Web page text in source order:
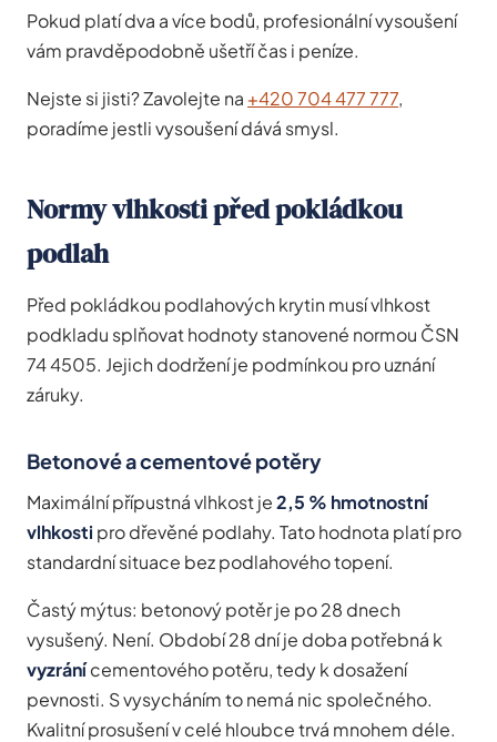
Pokud platí dva a více bodů, profesionální vysoušení
vám pravděpodobně ušetří čas i peníze.
Nejste si jisti? Zavolejte na +420 704 477 777,
poradíme jestli vysoušení dává smysl.
Normy vlhkosti před pokládkou
podlah
Před pokládkou podlahových krytin musí vlhkost
podkladu splňovat hodnoty stanovené normou ČSN
74 4505. Jejich dodržení je podmínkou pro uznání
záruky.
Betonové a cementové potěry
Maximální přípustná vlhkost je2,5 % hmotnostní
vlhkosti pro dřevěné podlahy. Tato hodnota platí pro
standardní situace bez podlahového topení.
Častý mýtus: betonový potěr je po 28 dnech
vysušený. Není. Období 28 dní je doba potřebná k
vyzránícementového potěru, tedy k dosažení
pevnosti. S vysycháním to nemá nic společného.
Kvalitní prosušení v celé hloubce trvá mnohem déle.